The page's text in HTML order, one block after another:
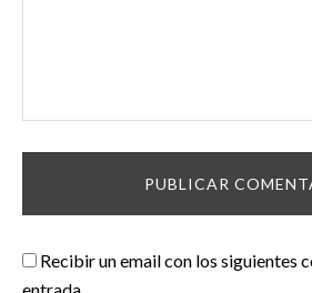
Recibir un email con los siguientes